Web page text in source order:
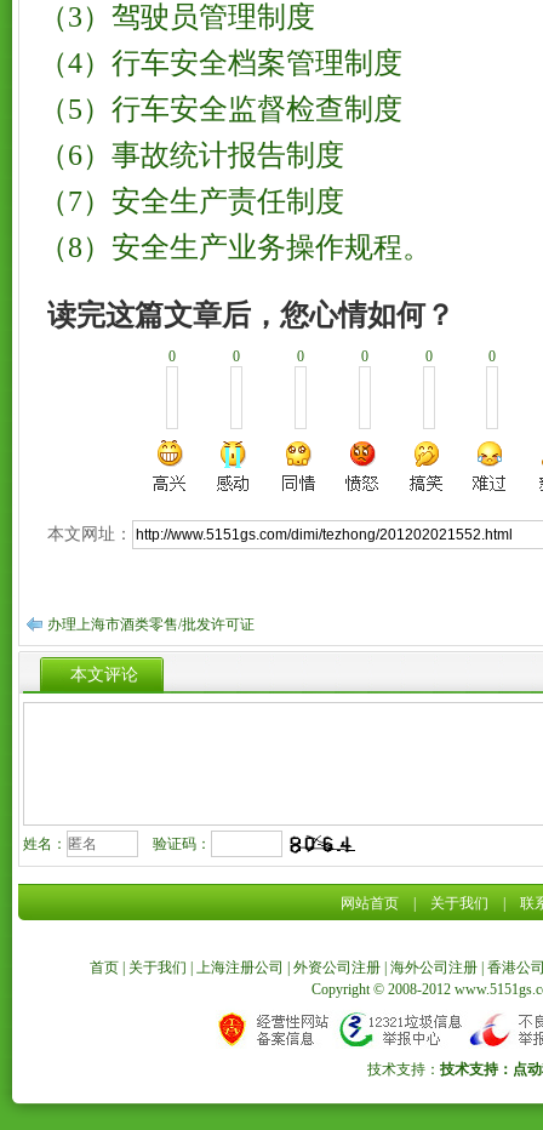
（3）驾驶员管理制度
（4）行车安全档案管理制度
（5）行车安全监督检查制度
（6）事故统计报告制度
（7）安全生产责任制度
（8）安全生产业务操作规程。
读完这篇文章后，您心情如何？
0 0 0 0 0 0
本文网址：
办理上海市酒类零售/批发许可证
本文评论
姓名： 验证码：
网站首页 关于我们 联
首页 关于我们 上海注册公司 外资公司注册 海外公司注册 香港公
Copyright © 2008-2012
技术支持： 技术支持：点